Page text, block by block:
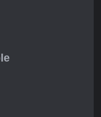
que os jogadores